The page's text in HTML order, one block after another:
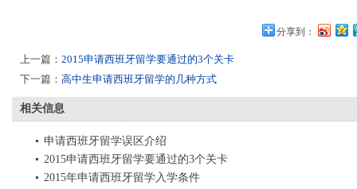
分享到：
上一篇： 2015申请西班牙留学要通过的3个关卡
下一篇： 高中生申请西班牙留学的几种方式
相关信息
申请西班牙留学误区介绍
2015申请西班牙留学要通过的3个关卡
2015年申请西班牙留学入学条件